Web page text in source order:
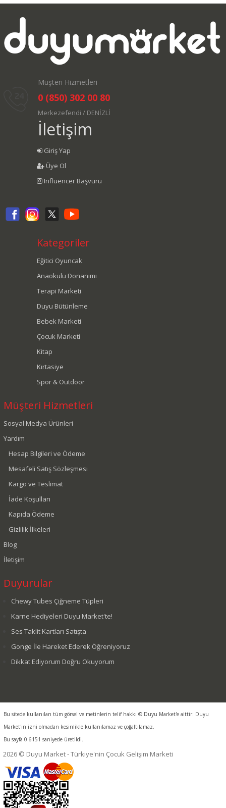
Müşteri Hizmetleri
0 (850) 302 00 80
Merkezefendi / DENİZLİ
İletişim
Giriş Yap
Üye Ol
Influencer Başvuru
Kategoriler
Eğitici Oyuncak
Anaokulu Donanımı
Terapi Marketi
Duyu Bütünleme
Bebek Marketi
Çocuk Marketi
Kitap
Kırtasiye
Spor & Outdoor
Müşteri Hizmetleri
Sosyal Medya Ürünleri
Yardım
Hesap Bilgileri ve Ödeme
Mesafeli Satış Sözleşmesi
Kargo ve Teslimat
İade Koşulları
Kapıda Ödeme
Gizlilik İlkeleri
Blog
İletişim
Duyurular
Chewy Tubes Çiğneme Tüpleri
Karne Hediyeleri Duyu Market'te!
Ses Taklit Kartları Satışta
Gonge İle Hareket Ederek Öğreniyoruz
Dikkat Ediyorum Doğru Okuyorum
Bu sitede kullanılan tüm görsel ve metinlerin telif hakkı © Duyu Market'e aittir. Duyu
Market'in izni olmadan kesinlikle kullanılamaz ve çoğaltılamaz.
Bu sayfa 0.6151 saniyede üretildi.
2026 © Duyu Market - Türkiye'nin Çocuk Gelişim Marketi